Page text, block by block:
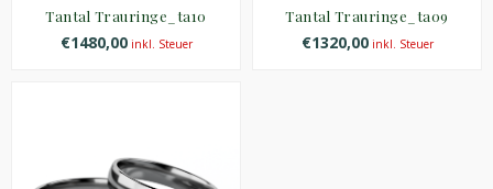
Tantal Trauringe_ta10
€1480,00inkl. Steuer
Tantal Trauringe_ta09
€1320,00inkl. Steuer